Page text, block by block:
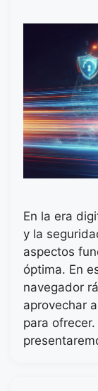
En la era
y la
aspectos
óptima. En
navegador
aprovechar
para